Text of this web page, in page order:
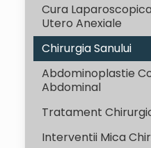
Cura
Utero Anexiale
Chirurgia Sanului
Abdominoplastie
Abdominal
Tratament
Interventii Mica